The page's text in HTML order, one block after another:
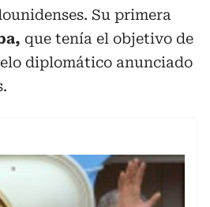
Su primera
que tenía el objetivo de
diplomático anunciado